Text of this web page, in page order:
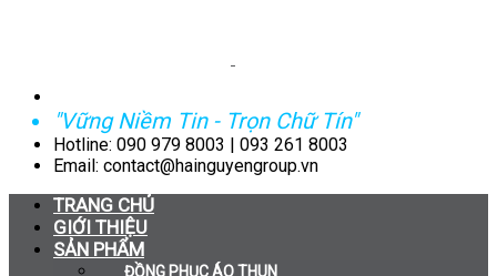
"Vững Niềm Tin - Trọn Chữ Tín"
Hotline: 090 979 8003 | 093 261 8003
Email: contact@hainguyengroup.vn
TRANG CHỦ
GIỚI THIỆU
SẢN PHẨM
ĐỒNG PHỤC ÁO THUN